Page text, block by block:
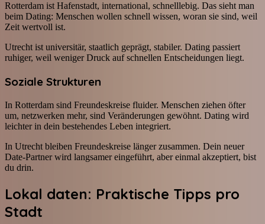
Rotterdam ist Hafenstadt, international, schnelllebig. Das sieht man
beim Dating: Menschen wollen schnell wissen, woran sie sind, weil
Zeit wertvoll ist.
Utrecht ist universitär, staatlich geprägt, stabiler. Dating passiert
ruhiger, weil weniger Druck auf schnellen Entscheidungen liegt.
Soziale Strukturen
In Rotterdam sind Freundeskreise fluider. Menschen ziehen öfter
um, netzwerken mehr, sind Veränderungen gewöhnt. Dating wird
leichter in dein bestehendes Leben integriert.
In Utrecht bleiben Freundeskreise länger zusammen. Dein neuer
Date-Partner wird langsamer eingeführt, aber einmal akzeptiert, bist
du drin.
Lokal daten: Praktische Tipps pro
Stadt